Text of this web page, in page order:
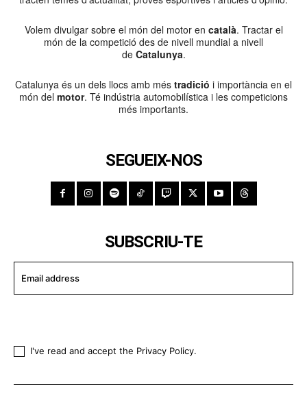
Volem divulgar sobre el món del motor en català. Tractar el
món de la competició des de nivell mundial a nivell
de Catalunya.
Catalunya és un dels llocs amb més tradició i importància en el
món del motor. Té indústria automobilística i les competicions
més importants.
SEGUEIX-NOS
SUBSCRIU-TE
I've read and accept the Privacy Policy.